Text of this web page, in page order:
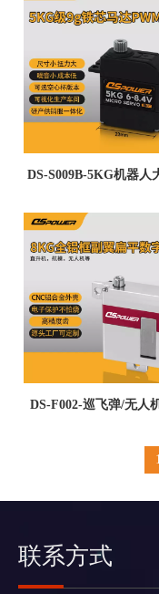
DS-S009B-5KG机器人
狗微型舵机
DS-F002-巡飞弹/无人
速度快防烧防抖遥控
联系方式